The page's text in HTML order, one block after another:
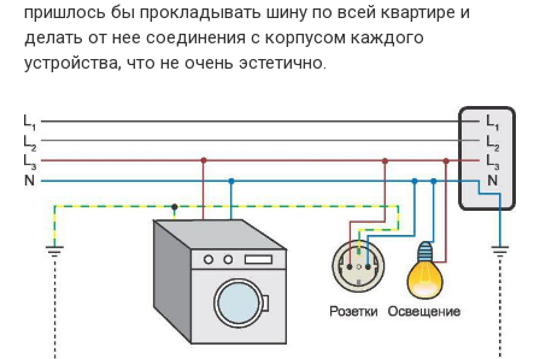
пришлось бы прокладывать шину по всей квартире и
делать от нее соединения с корпусом каждого
устройства, что не очень эстетично.